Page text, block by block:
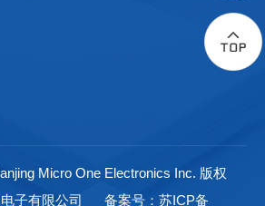
Micro One Electronics Inc. 版权
电子有限公司 备案号：苏ICP备